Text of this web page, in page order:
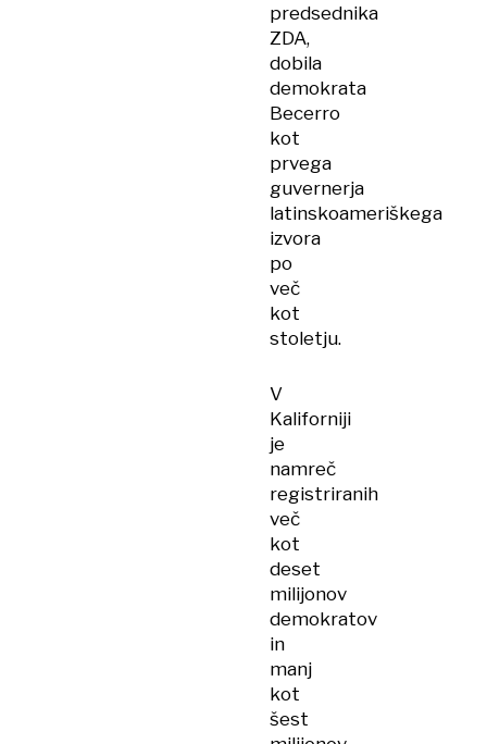
predsednika
ZDA,
dobila
demokrata
Becerro
kot
prvega
guvernerja
latinskoameriškega
izvora
po
več
kot
stoletju.
V
Kaliforniji
je
namreč
registriranih
več
kot
deset
milijonov
demokratov
in
manj
kot
šest